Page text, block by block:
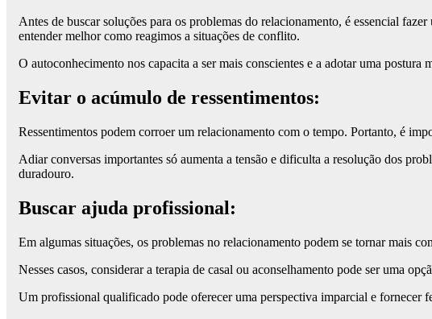
Antes de buscar soluções para os problemas do relacionamento, é essencial
entender melhor como reagimos a situações de conflito.
O autoconhecimento nos capacita a ser mais conscientes e a adotar uma
Evitar o acúmulo de ressentimentos:
Ressentimentos podem corroer um relacionamento com o tempo. Portanto, é
Adiar conversas importantes só aumenta a tensão e dificulta a resolução dos
duradouro.
Buscar ajuda profissional:
Em algumas situações, os problemas no relacionamento podem se tornar mais
Nesses casos, considerar a terapia de casal ou aconselhamento pode ser uma
Um profissional qualificado pode oferecer uma perspectiva imparcial e fornecer